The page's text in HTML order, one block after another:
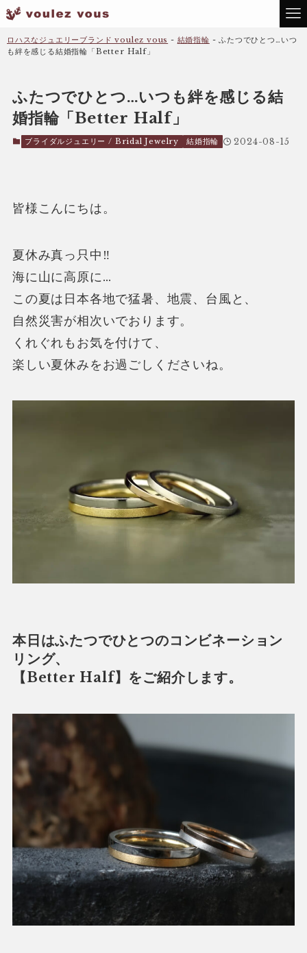
ロハスなジュエリーブランド voulez vous - 結婚指輪 -ふたつでひとつ…いつ
も絆を感じる結婚指輪「Better Half」
ふたつでひとつ…いつも絆を感じる結
婚指輪「Better Half」
ブライダルジュエリー / Bridal Jewelry 結婚指輪 2024-08-15
皆様こんにちは。
夏休み真っ只中‼
海に山に高原に…
この夏は日本各地で猛暑、地震、台風と、
自然災害が相次いでおります。
くれぐれもお気を付けて、
楽しい夏休みをお過ごしくださいね。
本日はふたつでひとつのコンビネーション
リング、
【Better Half】をご紹介します。